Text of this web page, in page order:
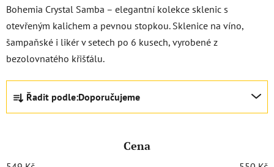
Bohemia Crystal Samba – elegantní kolekce sklenic s
otevřeným kalichem a pevnou stopkou. Sklenice na víno,
šampaňské i likér v setech po 6 kusech, vyrobené z
bezolovnatého křišťálu.
Ř
z
Řadit podle:Doporučujeme
Cena